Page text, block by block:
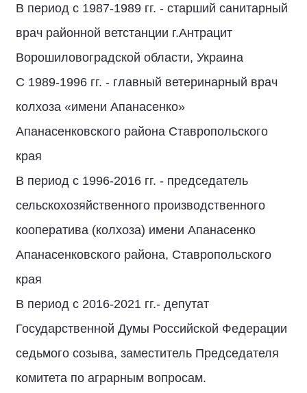
В период с 1987-1989 гг. - старший санитарный
врач районной ветстанции г.Антрацит
Ворошиловоградской области, Украина
С 1989-1996 гг. - главный ветеринарный врач
колхоза «имени Апанасенко»
Апанасенковского района Ставропольского
края
В период с 1996-2016 гг. - председатель
сельскохозяйственного производственного
кооператива (колхоза) имени Апанасенко
Апанасенковского района, Ставропольского
края
В период с 2016-2021 гг.- депутат
Государственной Думы Российской Федерации
седьмого созыва, заместитель Председателя
комитета по аграрным вопросам.